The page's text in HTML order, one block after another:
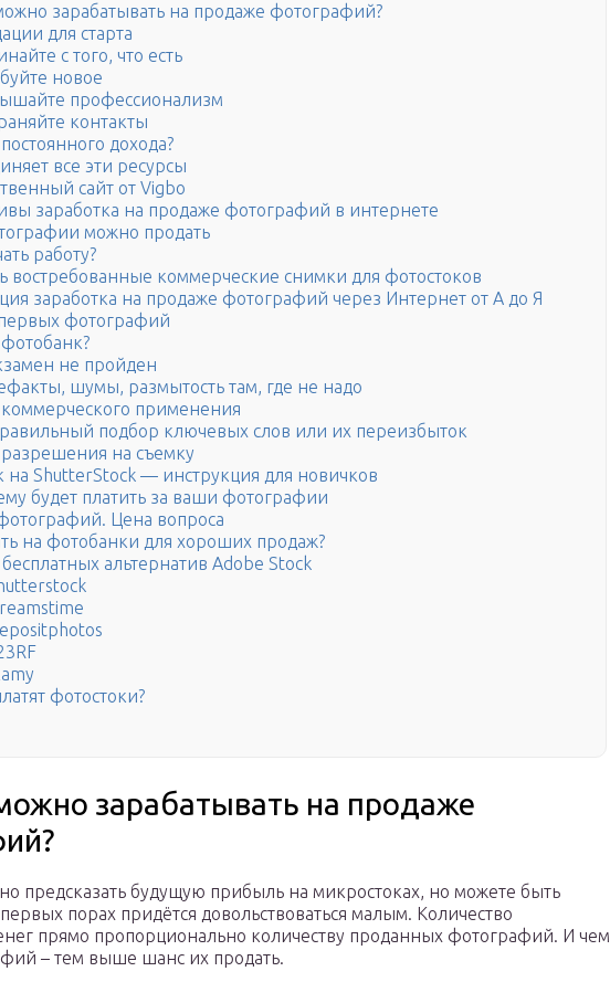
зарабатывать на продаже фотографий?
для старта
с того, что есть
новое
профессионализм
контакты
дохода?
все эти ресурсы
сайт от Vigbo
заработка на продаже фотографий в интернете
можно продать
работу?
востребованные коммерческие снимки для фотостоков
заработка на продаже фотографий через Интернет от А до Я
фотографий
не пройден
шумы, размытость там, где не надо
применения
подбор ключевых слов или их переизбыток
на съемку
на ShutterStock — инструкция для новичков
будет платить за ваши фотографии
Цена вопроса
на фотобанки для хороших продаж?
альтернатив Adobe Stock
фотостоки?
зарабатывать на продаже
предсказать будущую прибыль на микростоках, но можете быть
порах придётся довольствоваться малым. Количество
прямо пропорционально количеству проданных фотографий. И чем
– тем выше шанс их продать.